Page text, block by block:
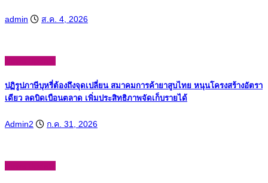
admin ส.ค. 4, 2026
ปฏิรูปภาษีบุหรี่ต้องถึงจุดเปลี่ยน สมาคมการค้ายาสูบไทย หนุนโครงสร้างอัตรา
เดียว ลดบิดเบือนตลาด เพิ่มประสิทธิภาพจัดเก็บรายได้
Admin2 ก.ค. 31, 2026